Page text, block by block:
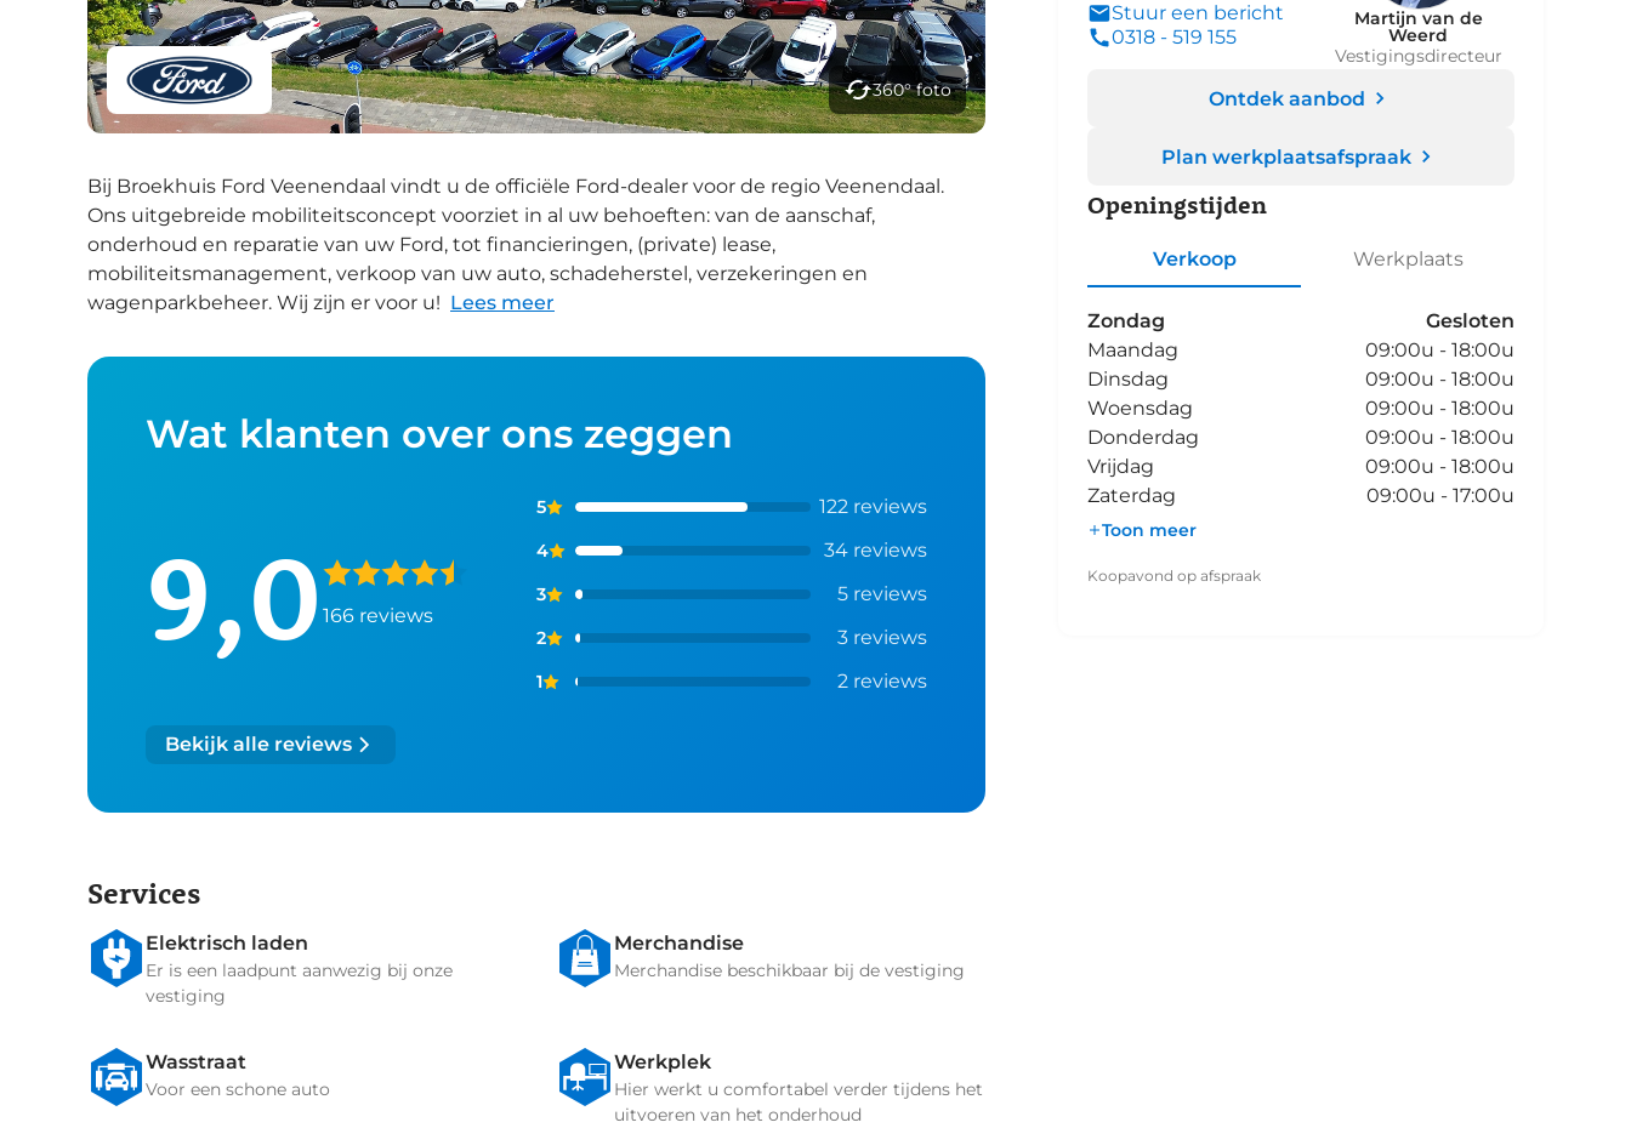
360° foto
Stuur een bericht
0318 - 519 155
Martijn van de
Weerd
Vestigingsdirecteur
Ontdek aanbod
Plan werkplaatsafspraak
Openingstijden
Verkoop Werkplaats
Zondag
Gesloten
Maandag
09:00u - 18:00u
Dinsdag
09:00u - 18:00u
Woensdag
09:00u - 18:00u
Donderdag
09:00u - 18:00u
Vrijdag
09:00u - 18:00u
Zaterdag
09:00u - 17:00u
Toon meer
Koopavond op afspraak
Bij Broekhuis Ford Veenendaal vindt u de officiële Ford-dealer voor de regio Veenendaal.
Ons uitgebreide mobiliteitsconcept voorziet in al uw behoeften: van de aanschaf,
onderhoud en reparatie van uw Ford, tot financieringen, (private) lease,
mobiliteitsmanagement, verkoop van uw auto, schadeherstel, verzekeringen en
wagenparkbeheer. Wij zijn er voor u! Lees meer
Wat klanten over ons zeggen
9,0 166 reviews
5 122 reviews
4 34 reviews
3 5 reviews
2 3 reviews
1 2 reviews
Bekijk alle reviews
Services
Elektrisch laden
Er is een laadpunt aanwezig bij onze
vestiging
Merchandise
Merchandise beschikbaar bij de vestiging
Wasstraat
Voor een schone auto
Werkplek
Hier werkt u comfortabel verder tijdens het
uitvoeren van het onderhoud